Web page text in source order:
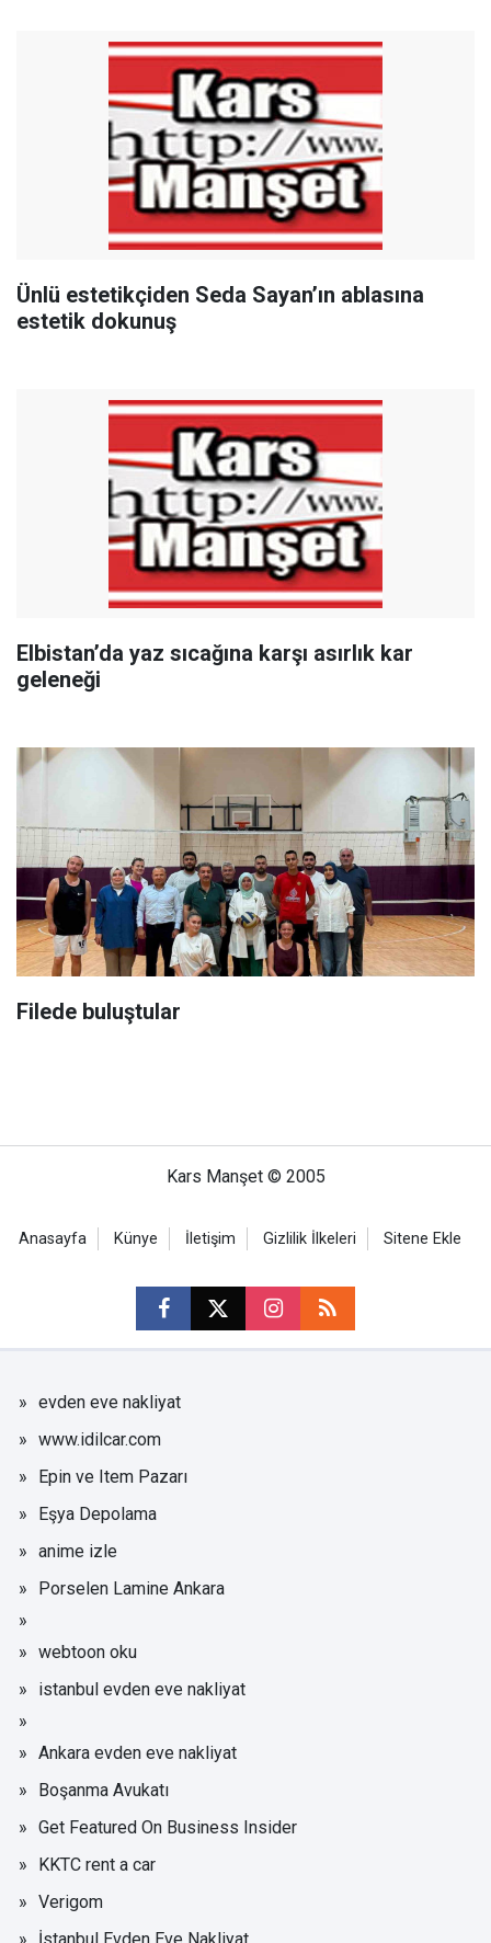
Ünlü estetikçiden Seda Sayan’ın ablasına
estetik dokunuş
Elbistan’da yaz sıcağına karşı asırlık kar
geleneği
Filede buluştular
Kars Manşet © 2005
Anasayfa Künye İletişim Gizlilik İlkeleri Sitene Ekle
evden eve nakliyat
www.idilcar.com
Epin ve Item Pazarı
Eşya Depolama
anime izle
Porselen Lamine Ankara
webtoon oku
istanbul evden eve nakliyat
Ankara evden eve nakliyat
Boşanma Avukatı
Get Featured On Business Insider
KKTC rent a car
Verigom